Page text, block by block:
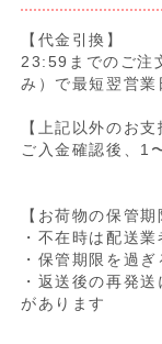
【代金引換】
23:59までのご注
み）で最短翌営業
【上記以外のお支
ご入金確認後、1
【お荷物の保管期
・不在時は配送
・保管期限を過
・返送後の再発
があります